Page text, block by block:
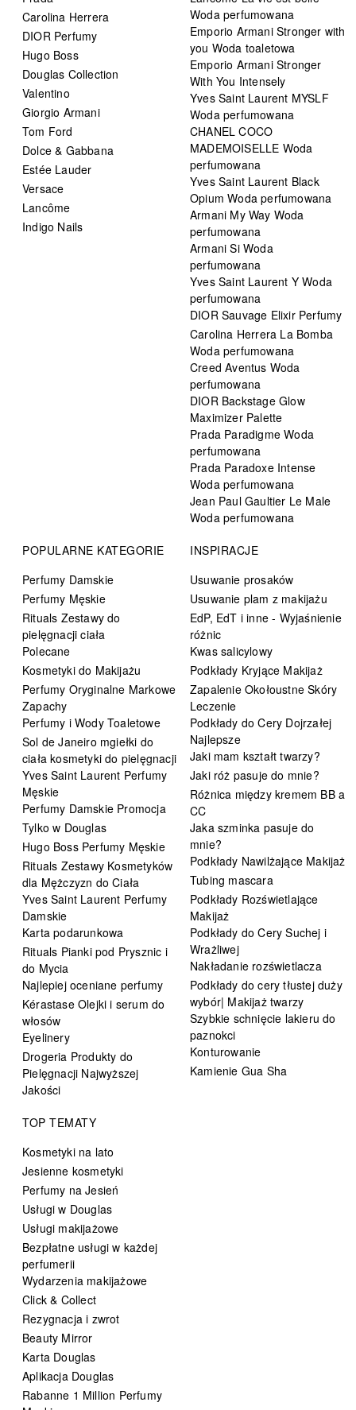
Carolina Herrera
DIOR Perfumy
Hugo Boss
Douglas Collection
Valentino
Giorgio Armani
Tom Ford
Dolce & Gabbana
Estée Lauder
Versace
Lancôme
Indigo Nails
Woda perfumowana
Emporio Armani Stronger with
you Woda toaletowa
Emporio Armani Stronger
With You Intensely
Yves Saint Laurent MYSLF
Woda perfumowana
CHANEL COCO
MADEMOISELLE Woda
perfumowana
Yves Saint Laurent Black
Opium Woda perfumowana
Armani My Way Woda
perfumowana
Armani Si Woda
perfumowana
Yves Saint Laurent Y Woda
perfumowana
DIOR Sauvage Elixir Perfumy
Carolina Herrera La Bomba
Woda perfumowana
Creed Aventus Woda
perfumowana
DIOR Backstage Glow
Maximizer Palette
Prada Paradigme Woda
perfumowana
Prada Paradoxe Intense
Woda perfumowana
Jean Paul Gaultier Le Male
Woda perfumowana
POPULARNE KATEGORIE
Perfumy Damskie
Perfumy Męskie
Rituals Zestawy do
pielęgnacji ciała
Polecane
Kosmetyki do Makijażu
Perfumy Oryginalne Markowe
Zapachy
Perfumy i Wody Toaletowe
Sol de Janeiro mgiełki do
ciała kosmetyki do pielęgnacji
Yves Saint Laurent Perfumy
Męskie
Perfumy Damskie Promocja
Tylko w Douglas
Hugo Boss Perfumy Męskie
Rituals Zestawy Kosmetyków
dla Mężczyzn do Ciała
Yves Saint Laurent Perfumy
Damskie
Karta podarunkowa
Rituals Pianki pod Prysznic i
do Mycia
Najlepiej oceniane perfumy
Kérastase Olejki i serum do
włosów
Eyelinery
Drogeria Produkty do
Pielęgnacji Najwyższej
Jakości
INSPIRACJE
Usuwanie prosaków
Usuwanie plam z makijażu
EdP, EdT i inne - Wyjaśnienie
różnic
Kwas salicylowy
Podkłady Kryjące Makijaż
Zapalenie Okołoustne Skóry
Leczenie
Podkłady do Cery Dojrzałej
Najlepsze
Jaki mam kształt twarzy?
Jaki róż pasuje do mnie?
Różnica między kremem BB a
CC
Jaka szminka pasuje do
mnie?
Podkłady Nawilżające Makijaż
Tubing mascara
Podkłady Rozświetlające
Makijaż
Podkłady do Cery Suchej i
Wrażliwej
Nakładanie rozświetlacza
Podkłady do cery tłustej duży
wybór| Makijaż twarzy
Szybkie schnięcie lakieru do
paznokci
Konturowanie
Kamienie Gua Sha
TOP TEMATY
Kosmetyki na lato
Jesienne kosmetyki
Perfumy na Jesień
Usługi w Douglas
Usługi makijażowe
Bezpłatne usługi w każdej
perfumerii
Wydarzenia makijażowe
Click & Collect
Rezygnacja i zwrot
Beauty Mirror
Karta Douglas
Aplikacja Douglas
Rabanne 1 Million Perfumy